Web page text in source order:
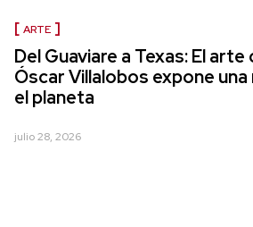
ARTE
Del Guaviare a Texas: El
Óscar Villalobos expone
el planeta
julio 28, 2026